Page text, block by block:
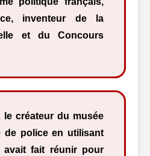
inventeur de la
et du Concours
le créateur du musée
de police en utilisant
avait fait réunir pour